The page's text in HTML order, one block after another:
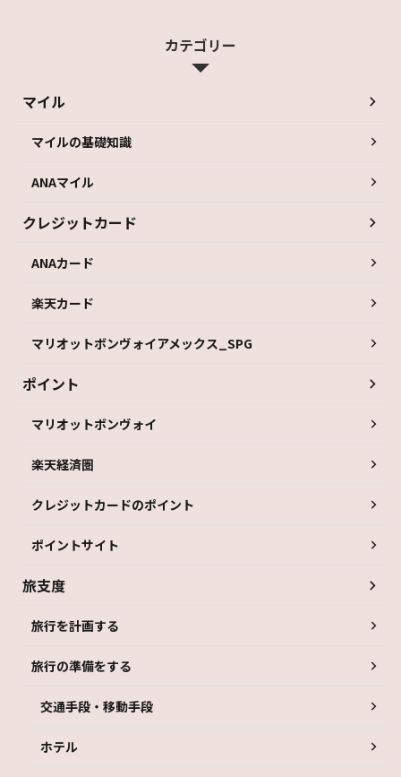
カテゴリー
マイル
マイルの基礎知識
ANAマイル
クレジットカード
ANAカード
楽天カード
マリオットボンヴォイアメックス_SPG
ポイント
マリオットボンヴォイ
楽天経済圏
クレジットカードのポイント
ポイントサイト
旅支度
旅行を計画する
旅行の準備をする
交通手段・移動手段
ホテル